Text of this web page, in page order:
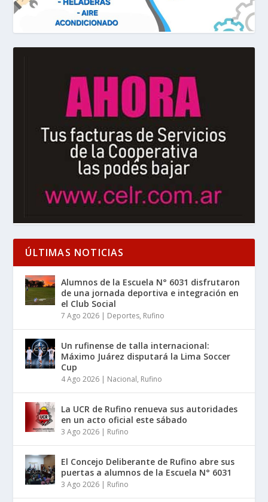
ÚLTIMAS NOTICIAS
Alumnos de la Escuela N° 6031 disfrutaron
de una jornada deportiva e integración en
el Club Social
7 Ago 2026 | Deportes, Rufino
Un rufinense de talla internacional:
Máximo Juárez disputará la Lima Soccer
Cup
4 Ago 2026 | Nacional, Rufino
La UCR de Rufino renueva sus autoridades
en un acto oficial este sábado
3 Ago 2026 | Rufino
El Concejo Deliberante de Rufino abre sus
puertas a alumnos de la Escuela N° 6031
3 Ago 2026 | Rufino